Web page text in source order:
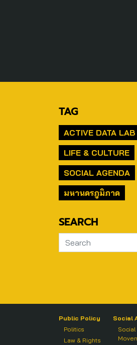
TAG
ACTIVE DATA LAB
LIFE & CULTURE
SOCIAL AGENDA
มหานครภูมิภาค
SEARCH
Public Policy
Politics
Law & Rights
Social
Social